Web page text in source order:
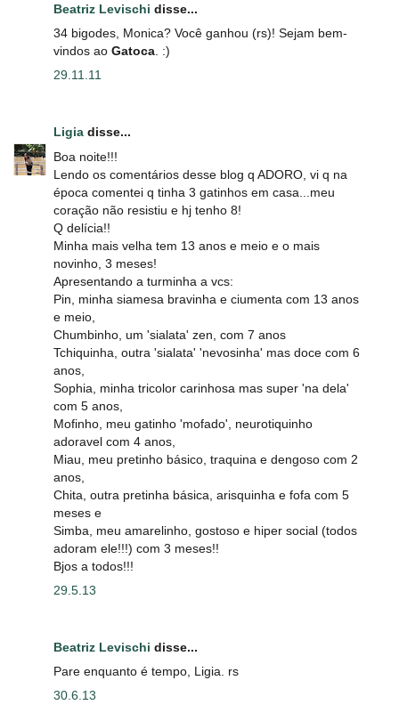
Beatriz Levischi disse...
34 bigodes, Monica? Você ganhou (rs)! Sejam bem-
vindos ao Gatoca . :)
29.11.11
Ligia disse...
Boa noite!!!
Lendo os comentários desse blog q ADORO, vi q na
época comentei q tinha 3 gatinhos em casa...meu
coração não resistiu e hj tenho 8!
Q delícia!!
Minha mais velha tem 13 anos e meio e o mais
novinho, 3 meses!
Apresentando a turminha a vcs:
Pin, minha siamesa bravinha e ciumenta com 13 anos
e meio,
Chumbinho, um 'sialata' zen, com 7 anos
Tchiquinha, outra 'sialata' 'nevosinha' mas doce com 6
anos,
Sophia, minha tricolor carinhosa mas super 'na dela'
com 5 anos,
Mofinho, meu gatinho 'mofado', neurotiquinho
adoravel com 4 anos,
Miau, meu pretinho básico, traquina e dengoso com 2
anos,
Chita, outra pretinha básica, arisquinha e fofa com 5
meses e
Simba, meu amarelinho, gostoso e hiper social (todos
adoram ele!!!) com 3 meses!!
Bjos a todos!!!
29.5.13
Beatriz Levischi disse...
Pare enquanto é tempo, Ligia. rs
30.6.13